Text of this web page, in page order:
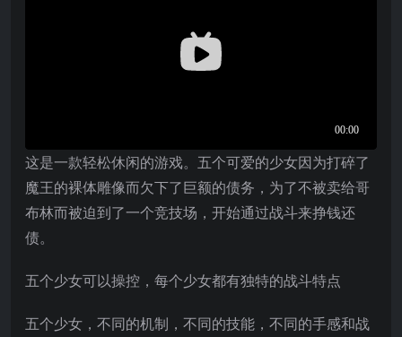
这是一款轻松休闲的游戏。五个可爱的少女因为打碎了
魔王的裸体雕像而欠下了巨额的债务，为了不被卖给哥
布林而被迫到了一个竞技场，开始通过战斗来挣钱还
债。
五个少女可以操控，每个少女都有独特的战斗特点
五个少女，不同的机制，不同的技能，不同的手感和战